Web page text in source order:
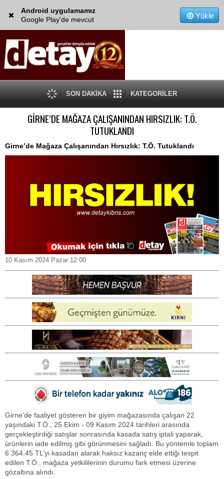
Android uygulamamız
Google Play'de mevcut
Yükle
SON DAKİKA KATEGORİLER
GİRNE’DE MAĞAZA ÇALIŞANINDAN HIRSIZLIK: T.Ö.
TUTUKLANDI
Girne’de Mağaza Çalışanından Hırsızlık: T.Ö. Tutuklandı
10 Kasım 2024 Pazar 12:00
Girne’de faaliyet gösteren bir giyim mağazasında çalışan 22
yaşındaki T.Ö., 25 Ekim - 09 Kasım 2024 tarihleri arasında
gerçekleştirdiği satışlar sonrasında kasada satış iptali yaparak,
ürünlerin iade edilmiş gibi görünmesini sağladı. Bu yöntemle toplam
6.364,45 TL’yi kasadan alarak haksız kazanç elde ettiği tespit
edilen T.Ö., mağaza yetkililerinin durumu fark etmesi üzerine
gözaltına alındı.